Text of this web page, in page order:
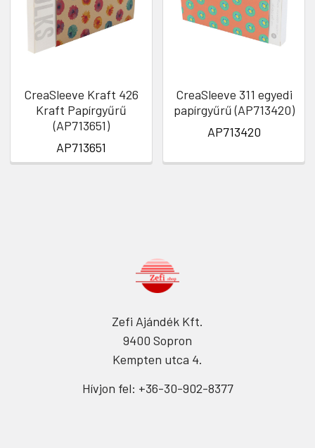
CreaSleeve Kraft 426
Kraft Papírgyűrű
(AP713651)
AP713651
CreaSleeve 311 egyedi
papírgyűrű (AP713420)
AP713420
Zefi Ajándék Kft.
9400 Sopron
Kempten utca 4.
Hívjon fel: +36-30-902-8377